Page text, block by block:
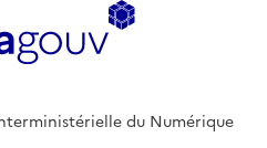
du Numérique